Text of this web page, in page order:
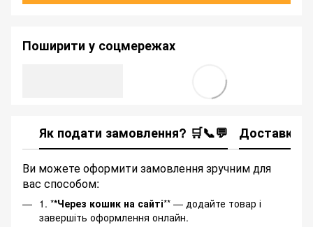
Поширити у соцмережах
Як подати замовлення? 🛒📞💬 Доставка
Ви можете оформити замовлення зручним для
вас способом:
1. **Через кошик на сайті** — додайте товар і
завершіть оформлення онлайн.